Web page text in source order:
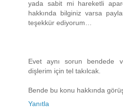
yada sabit mi hareketli
hakkında bilginiz varsa
teşekkür ediyorum…
Evet aynı sorun bendede
dişlerim için tel takılcak.
Bende bu konu hakkında
Yanıtla